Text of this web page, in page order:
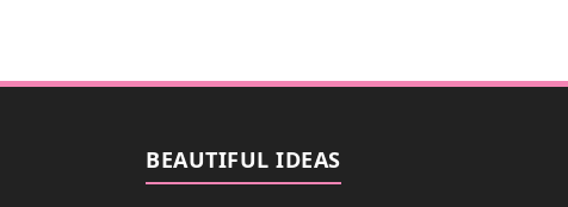
BEAUTIFUL IDEAS